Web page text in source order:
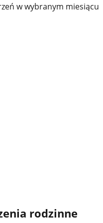
w wybranym miesiącu
rodzinne